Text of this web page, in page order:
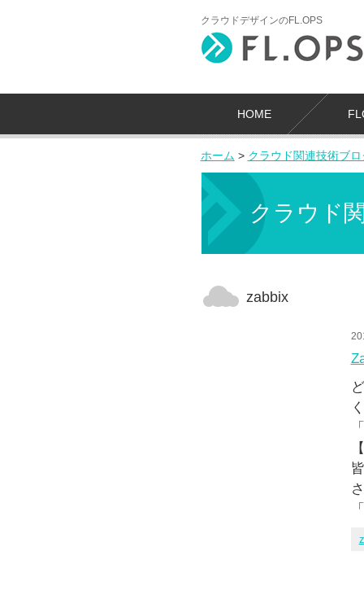
クラウドデザインのFL.OPS
HOME
ホーム > クラウド関連技術ブロ
クラウド
zabbix